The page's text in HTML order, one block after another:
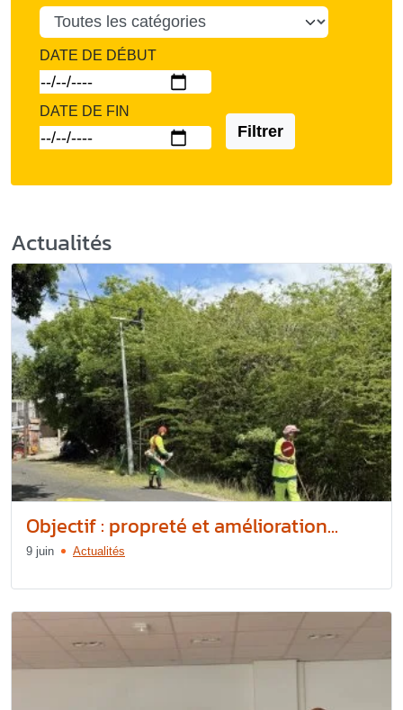
DATE DE DÉBUT
DATE DE FIN
Filtrer
Actualités
Objectif : propreté et amélioration...
9 juin Actualités